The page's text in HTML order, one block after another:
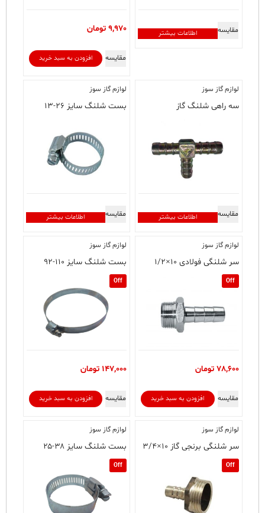
اطلاعات بیشتر مقایسه 9,970 تومان
افزودن به سبد خرید مقایسه
لوازم گاز سوز
سه راهی شلنگ گاز
اطلاعات بیشتر مقایسه
لوازم گاز سوز
بست شلنگ سایز ۲۶-۱۳
اطلاعات بیشتر مقایسه
لوازم گاز سوز
سر شلنگی فولادی ۱۰×۱/۲
Off
78,600 تومان
افزودن به سبد خرید مقایسه
لوازم گاز سوز
بست شلنگ سایز ۱۱۰-۹۲
Off
147,000 تومان
افزودن به سبد خرید مقایسه
لوازم گاز سوز
سر شلنگی برنجی گاز ۱۰×۳/۴
Off
لوازم گاز سوز
بست شلنگ سایز ۳۸-۲۵
Off